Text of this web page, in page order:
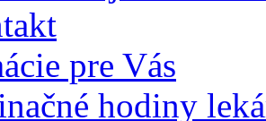
pre Vás
hodiny